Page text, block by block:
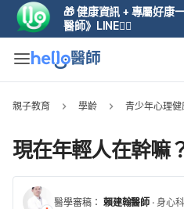
🎁 健康資訊 + 專屬好康
醫師》LINE👆🏼
親子教育 學齡 青少年心理健
現在年輕人在幹嘛
醫學審稿： 賴建翰醫師 · 身心科